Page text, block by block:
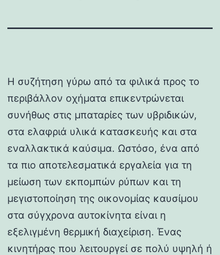
Η συζήτηση γύρω από τα φιλικά προς το
περιβάλλον οχήματα επικεντρώνεται
συνήθως στις μπαταρίες των υβριδικών,
στα ελαφριά υλικά κατασκευής και στα
εναλλακτικά καύσιμα. Ωστόσο, ένα από
τα πιο αποτελεσματικά εργαλεία για τη
μείωση των εκπομπών ρύπων και τη
μεγιστοποίηση της οικονομίας καυσίμου
στα σύγχρονα αυτοκίνητα είναι η
εξελιγμένη θερμική διαχείριση. Ένας
κινητήρας που λειτουργεί σε πολύ υψηλή ή